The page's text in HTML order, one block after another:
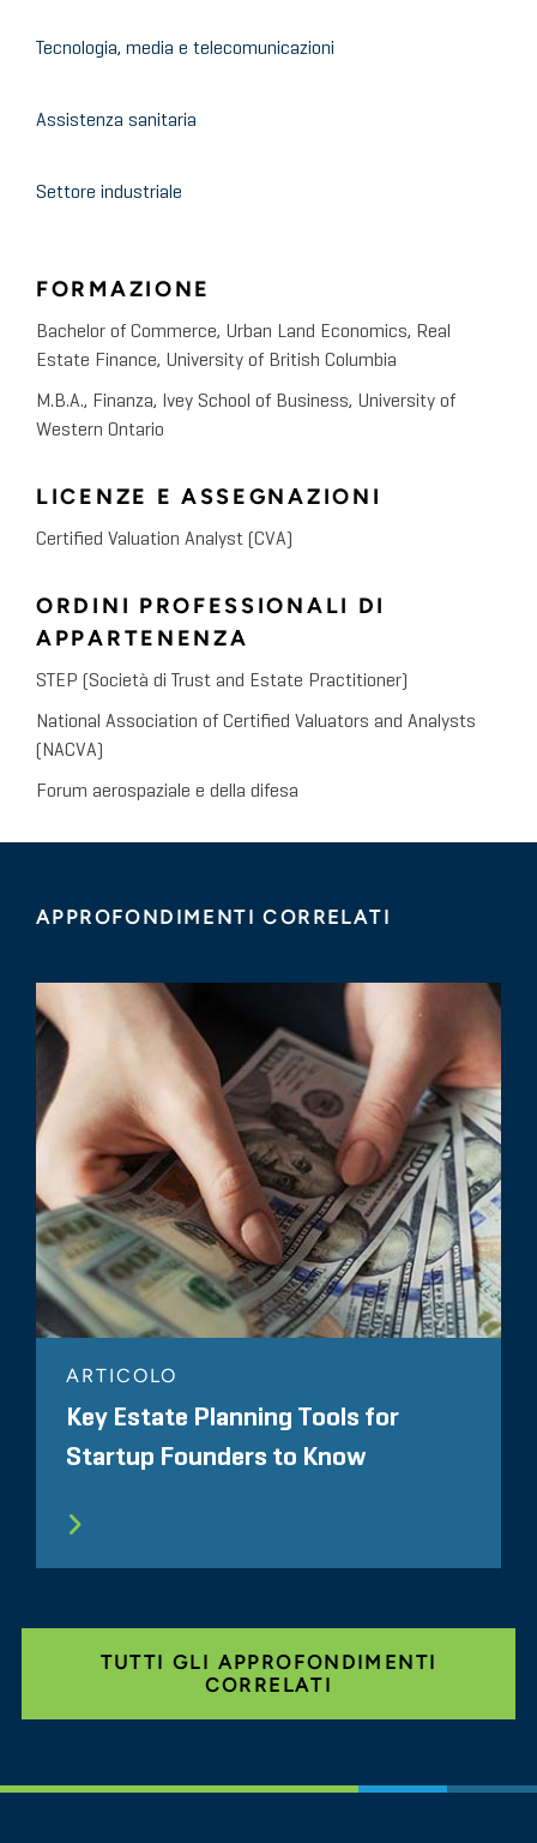
Tecnologia, media e telecomunicazioni
Assistenza sanitaria
Settore industriale
FORMAZIONE
Bachelor of Commerce, Urban Land Economics, Real
Estate Finance, University of British Columbia
M.B.A., Finanza, Ivey School of Business, University of
Western Ontario
LICENZE E ASSEGNAZIONI
Certified Valuation Analyst (CVA)
ORDINI PROFESSIONALI DI
APPARTENENZA
STEP (Società di Trust and Estate Practitioner)
National Association of Certified Valuators and Analysts
(NACVA)
Forum aerospaziale e della difesa
APPROFONDIMENTI CORRELATI
ARTICOLO
Key Estate Planning Tools for
Startup Founders to Know
TUTTI GLI APPROFONDIMENTI
CORRELATI